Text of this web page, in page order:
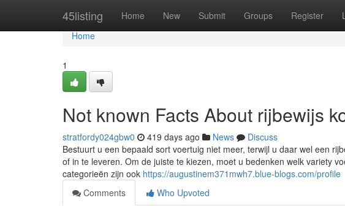
45listing Home New Submit Groups Register
Home
Home
1
Not known Facts About rijbewijs
stratfordy024gbw0 419 days ago News
Discuss
Bestuurt u een bepaald sort voertuig niet meer, terwijl u daar wel een
of in te leveren. Om de juiste te kiezen, moet u bedenken welk variety
categorieën zijn ook https://augustinem371mwh7.blue-blogs.com/profile
Comments
Who Upvoted